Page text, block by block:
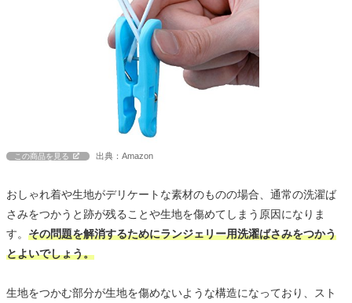
この商品を見る 出典：Amazon
おしゃれ着や生地がデリケートな素材のものの場合、通常の洗濯ば
さみをつかうと跡が残ることや生地を傷めてしまう原因になりま
す。 その問題を解消するためにランジェリー用洗濯ばさみをつかう
とよいでしょう。
生地をつかむ部分が生地を傷めないような構造になっており、スト